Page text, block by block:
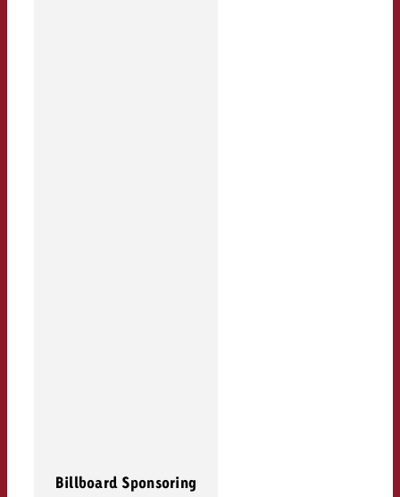
Billboard Sponsoring